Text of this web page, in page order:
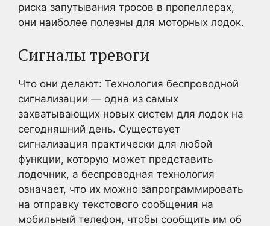
риска запутывания тросов в пропеллерах,
они наиболее полезны для моторных лодок.
Сигналы тревоги
Что они делают: Технология беспроводной
сигнализации — одна из самых
захватывающих новых систем для лодок на
сегодняшний день. Существует
сигнализация практически для любой
функции, которую может представить
лодочник, а беспроводная технология
означает, что их можно запрограммировать
на отправку текстового сообщения на
мобильный телефон, чтобы сообщить им об